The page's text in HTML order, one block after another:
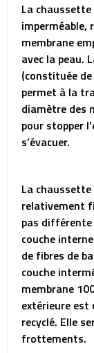
La chaussette
imperméable,
membrane
avec la peau.
(constituée
permet à la
diamètre des
pour stopper
s’évacuer.
La
relativement
pas
couche
de fibres de
couche
membrane
extérieure
recyclé. Elle
frottements.